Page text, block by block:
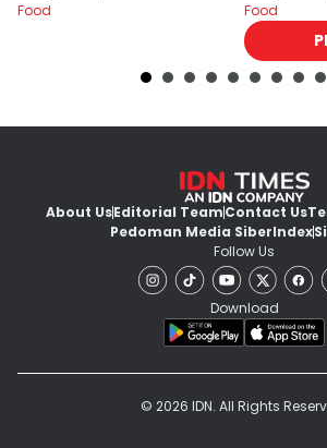
Food
Food
About UsEditorial TeamContact Us
Pedoman Media SiberIndex
Follow Us
Download
© 2026 IDN. All Rights